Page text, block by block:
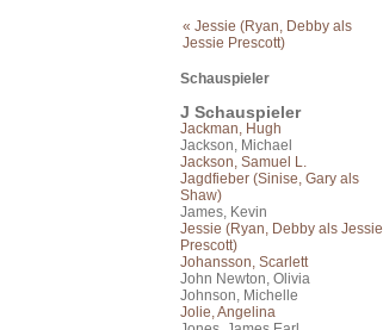
« Jessie (Ryan, Debby als
Jessie Prescott)
Schauspieler
J Schauspieler
Jackman, Hugh
Jackson, Michael
Jackson, Samuel L.
Jagdfieber (Sinise, Gary als
Shaw)
James, Kevin
Jessie (Ryan, Debby als Jessie
Prescott)
Johansson, Scarlett
John Newton, Olivia
Johnson, Michelle
Jolie, Angelina